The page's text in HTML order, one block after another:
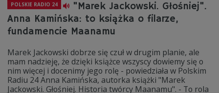
POLSKIE RADIO 24
"Marek Jackowski. Głośniej".
Anna Kamińska: to książka o filarze,
fundamencie Maanamu
Marek Jackowski dobrze się czuł w drugim planie, ale
mam nadzieję, że dzięki książce wszyscy dowiemy się o
nim więcej i docenimy jego rolę - powiedziała w Polskim
Radiu 24 Anna Kamińska, autorka książki "Marek
Jackowski. Głośniej. Historia twórcy Maanamu". - To rola